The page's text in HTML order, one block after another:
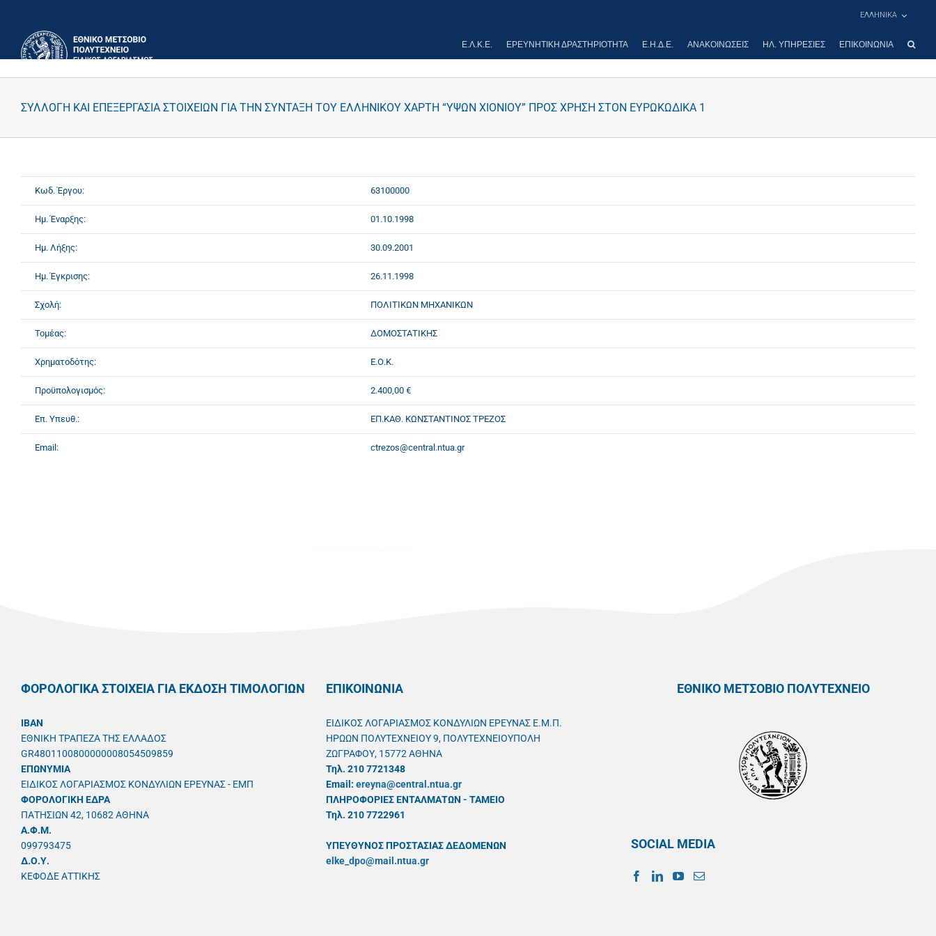
περιεχόμενο
ΕΛΛΗΝΙΚΑ
Ε.Λ.Κ.Ε. ΕΡΕΥΝΗΤΙΚΉ ΔΡΑΣΤΗΡΙΌΤΗΤΑ Ε.Η.Δ.Ε. ΑΝΑΚΟΙΝΏΣΕΙΣ ΗΛ. ΥΠΗΡΕΣΊΕΣ ΕΠΙΚΟΙΝΩΝΊΑ
ΣΥΛΛΟΓΗ ΚΑΙ ΕΠΕΞΕΡΓΑΣΙΑ ΣΤΟΙΧΕΙΩΝ ΓΙΑ ΤΗΝ ΣΥΝΤΑΞΗ ΤΟΥ ΕΛΛΗΝΙΚΟΥ ΧΑΡΤΗ “ΥΨΩΝ ΧΙΟΝΙΟΥ” ΠΡΟΣ ΧΡΗΣΗ ΣΤΟΝ ΕΥΡΩΚΩΔΙΚΑ 1
Κωδ. Έργου: 63100000
Ημ. Έναρξης: 01.10.1998
Ημ. Λήξης: 30.09.2001
Ημ. Έγκρισης: 26.11.1998
Σχολή: ΠΟΛΙΤΙΚΩΝ ΜΗΧΑΝΙΚΩΝ
Τομέας: ΔΟΜΟΣΤΑΤΙΚΗΣ
Χρηματοδότης: Ε.Ο.Κ.
Προϋπολογισμός: 2.400,00 €
Επ. Υπευθ.: ΕΠ.ΚΑΘ. ΚΩΝΣΤΑΝΤΙΝΟΣ ΤΡΕΖΟΣ
Email: ctrezos@central.ntua.gr
ΦΟΡΟΛΟΓΙΚΑ ΣΤΟΙΧΕΙΑ ΓΙΑ ΕΚΔΟΣΗ ΤΙΜΟΛΟΓΙΩΝ
IBAN
ΕΘΝΙΚΗ ΤΡΑΠΕΖΑ ΤΗΣ ΕΛΛΑΔΟΣ
GR4801100800000008054509859
ΕΠΩΝΥΜΙΑ
ΕΙΔΙΚΟΣ ΛΟΓΑΡΙΑΣΜΟΣ ΚΟΝΔΥΛΙΩΝ ΕΡΕΥΝΑΣ - ΕΜΠ
ΦΟΡΟΛΟΓΙΚΗ ΕΔΡΑ
ΠΑΤΗΣΙΩΝ 42, 10682 ΑΘΗΝΑ
A.Φ.Μ.
099793475
Δ.Ο.Υ.
ΚΕΦΟΔΕ ΑΤΤΙΚΗΣ
ΕΠΙΚΟΙΝΩΝΙΑ
ΕΙΔΙΚΟΣ ΛΟΓΑΡΙΑΣΜΟΣ ΚΟΝΔΥΛΙΩΝ ΕΡΕΥΝΑΣ Ε.Μ.Π.
ΗΡΩΩΝ ΠΟΛΥΤΕΧΝΕΙΟΥ 9, ΠΟΛΥΤΕΧΝΕΙΟΥΠΟΛΗ
ΖΩΓΡΑΦΟΥ, 15772 ΑΘΗΝΑ
Τηλ. 210 7721348
Email: ereyna@central.ntua.gr
ΠΛΗΡΟΦΟΡΙΕΣ ΕΝΤΑΛΜΑΤΩΝ - ΤΑΜΕΙΟ
Τηλ. 210 7722961
ΥΠΕΥΘYΝΟΣ ΠΡΟΣΤΑΣΙΑΣ ΔΕΔΟΜΕΝΩΝ
elke_dpo@mail.ntua.gr
ΕΘΝΙΚΟ ΜΕΤΣΟΒΙΟ ΠΟΛΥΤΕΧΝΕΙΟ
SOCIAL MEDIA